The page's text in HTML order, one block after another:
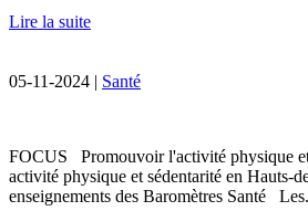
Lire la suite
05-11-2024 | Santé
FOCUS Promouvoir l'activité physique
activité physique et sédentarité en Hauts-
enseignements des Baromètres Santé